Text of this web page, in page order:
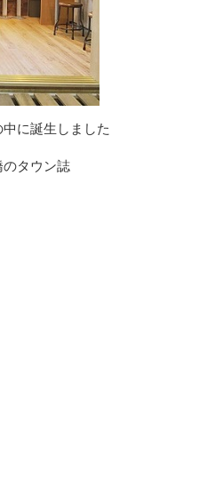
に誕生しました
タウン誌